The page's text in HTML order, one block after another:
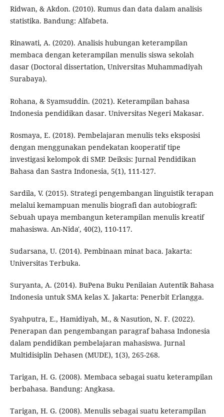
Ridwan, & Akdon. (2010). Rumus dan data dalam analisis
statistika. Bandung: Alfabeta.
Rinawati, A. (2020). Analisis hubungan keterampilan
membaca dengan keterampilan menulis siswa sekolah
dasar (Doctoral dissertation, Universitas Muhammadiyah
Surabaya).
Rohana, & Syamsuddin. (2021). Keterampilan bahasa
Indonesia pendidikan dasar. Universitas Negeri Makasar.
Rosmaya, E. (2018). Pembelajaran menulis teks eksposisi
dengan menggunakan pendekatan kooperatif tipe
investigasi kelompok di SMP. Deiksis: Jurnal Pendidikan
Bahasa dan Sastra Indonesia, 5(1), 111-127.
Sardila, V. (2015). Strategi pengembangan linguistik terapan
melalui kemampuan menulis biografi dan autobiografi:
Sebuah upaya membangun keterampilan menulis kreatif
mahasiswa. An-Nida', 40(2), 110-117.
Sudarsana, U. (2014). Pembinaan minat baca. Jakarta:
Universitas Terbuka.
Suryanta, A. (2014). BuPena Buku Penilaian Autentik Bahasa
Indonesia untuk SMA kelas X. Jakarta: Penerbit Erlangga.
Syahputra, E., Hamidiyah, M., & Nasution, N. F. (2022).
Penerapan dan pengembangan paragraf bahasa Indonesia
dalam pendidikan pembelajaran mahasiswa. Jurnal
Multidisiplin Dehasen (MUDE), 1(3), 265-268.
Tarigan, H. G. (2008). Membaca sebagai suatu keterampilan
berbahasa. Bandung: Angkasa.
Tarigan, H. G. (2008). Menulis sebagai suatu keterampilan